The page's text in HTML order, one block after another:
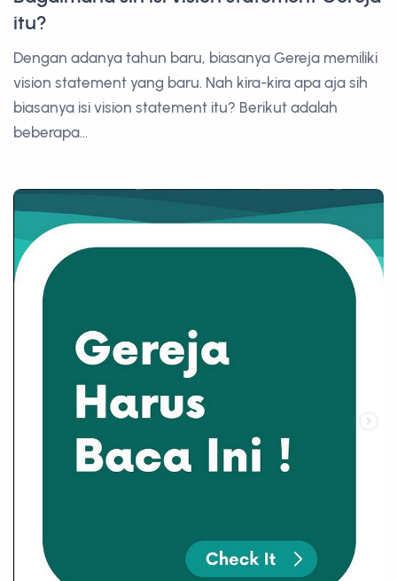
itu?
Dengan adanya tahun baru, biasanya Gereja memiliki
vision statement yang baru. Nah kira-kira apa aja sih
biasanya isi vision statement itu? Berikut adalah
beberapa...